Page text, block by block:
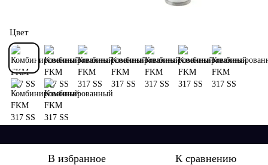
Цвет
В избранное К сравнению